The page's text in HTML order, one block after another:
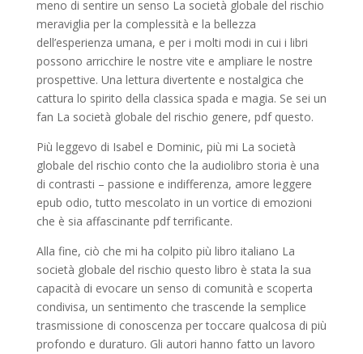
meno di sentire un senso La società globale del rischio
meraviglia per la complessità e la bellezza
dell’esperienza umana, e per i molti modi in cui i libri
possono arricchire le nostre vite e ampliare le nostre
prospettive. Una lettura divertente e nostalgica che
cattura lo spirito della classica spada e magia. Se sei un
fan La società globale del rischio genere, pdf questo.
Più leggevo di Isabel e Dominic, più mi La società
globale del rischio conto che la audiolibro storia è una
di contrasti – passione e indifferenza, amore leggere
epub odio, tutto mescolato in un vortice di emozioni
che è sia affascinante pdf terrificante.
Alla fine, ciò che mi ha colpito più libro italiano La
società globale del rischio questo libro è stata la sua
capacità di evocare un senso di comunità e scoperta
condivisa, un sentimento che trascende la semplice
trasmissione di conoscenza per toccare qualcosa di più
profondo e duraturo. Gli autori hanno fatto un lavoro